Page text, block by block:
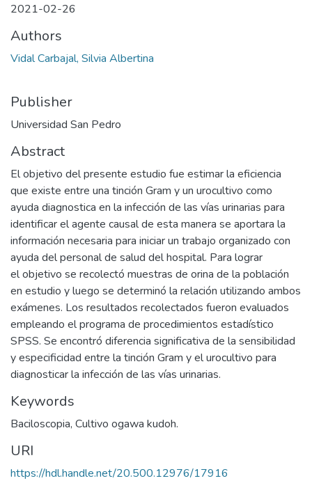
2021-02-26
Authors
Vidal Carbajal, Silvia Albertina
Publisher
Universidad San Pedro
Abstract
El objetivo del presente estudio fue estimar la eficiencia
que existe entre una tinción Gram y un urocultivo como
ayuda diagnostica en la infección de las vías urinarias para
identificar el agente causal de esta manera se aportara la
información necesaria para iniciar un trabajo organizado con
ayuda del personal de salud del hospital. Para lograr
el objetivo se recolectó muestras de orina de la población
en estudio y luego se determinó la relación utilizando ambos
exámenes. Los resultados recolectados fueron evaluados
empleando el programa de procedimientos estadístico
SPSS. Se encontró diferencia significativa de la sensibilidad
y especificidad entre la tinción Gram y el urocultivo para
diagnosticar la infección de las vías urinarias.
Keywords
Baciloscopia, Cultivo ogawa kudoh.
URI
https://hdl.handle.net/20.500.12976/17916